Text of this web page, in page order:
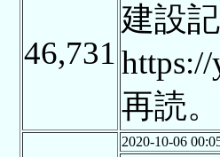
46,731
建設
再読。
2020-10-06